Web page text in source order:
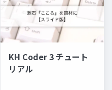
KH Coder 3 チュート
リアル